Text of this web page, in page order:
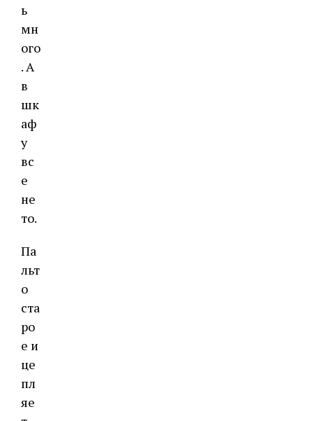
ь
мн
ого
. А
в
шк
аф
у
вс
е
не
то.
Па
льт
о
ста
ро
е и
це
пл
яе